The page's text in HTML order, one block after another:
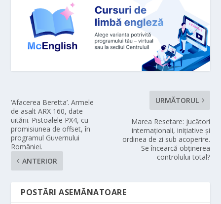
‘Afacerea Beretta’. Armele
de asalt ARX 160, date
uitării. Pistoalele PX4, cu
promisiunea de offset, în
programul Guvernului
României.
ANTERIOR
URMĂTORUL
Marea Resetare: jucători
internaționali, inițiative și
ordinea de zi sub acoperire.
Se încearcă obținerea
controlului total?
POSTĂRI ASEMĂNATOARE